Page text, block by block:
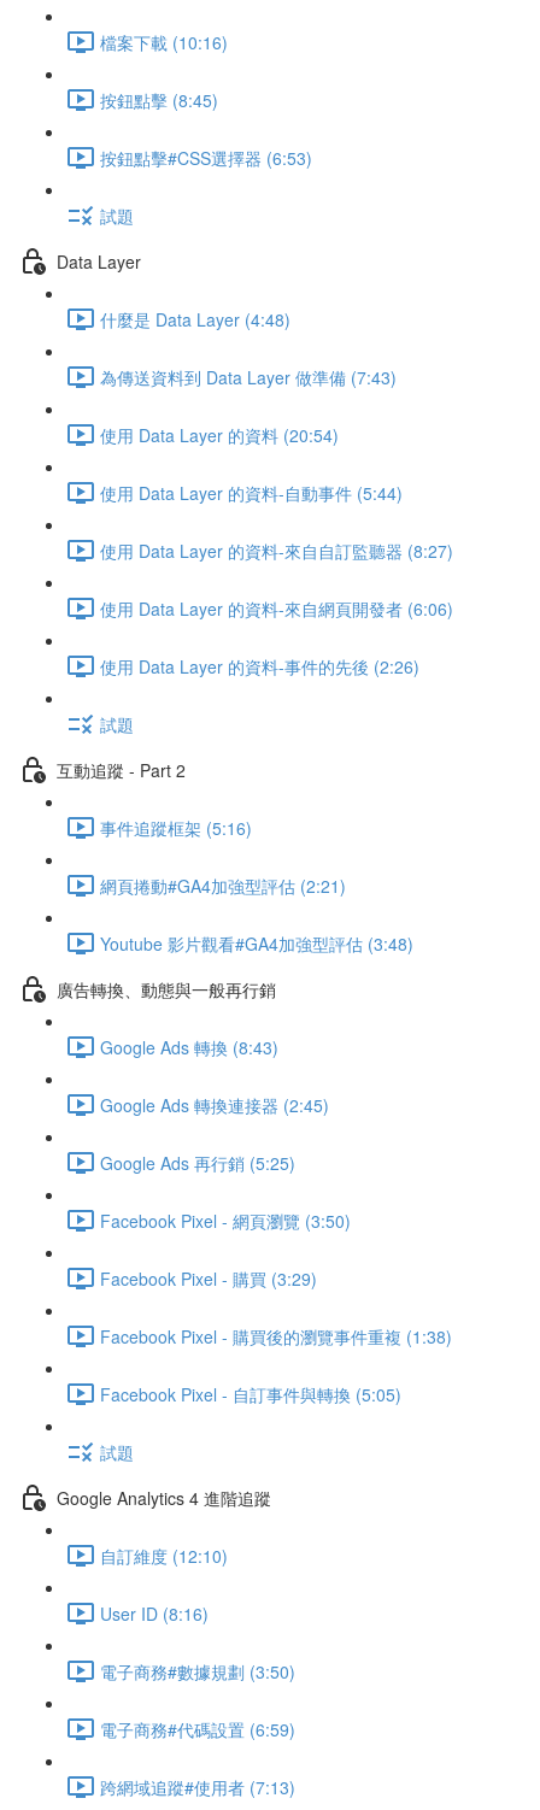
檔案下載 (10:16)
按鈕點擊 (8:45)
按鈕點擊#CSS選擇器 (6:53)
試題
Data Layer
什麼是 Data Layer (4:48)
為傳送資料到 Data Layer 做準備 (7:43)
使用 Data Layer 的資料 (20:54)
使用 Data Layer 的資料-自動事件 (5:44)
使用 Data Layer 的資料-來自自訂監聽器 (8:27)
使用 Data Layer 的資料-來自網頁開發者 (6:06)
使用 Data Layer 的資料-事件的先後 (2:26)
試題
互動追蹤 - Part 2
事件追蹤框架 (5:16)
網頁捲動#GA4加強型評估 (2:21)
Youtube 影片觀看#GA4加強型評估 (3:48)
廣告轉換、動態與一般再行銷
Google Ads 轉換 (8:43)
Google Ads 轉換連接器 (2:45)
Google Ads 再行銷 (5:25)
Facebook Pixel - 網頁瀏覽 (3:50)
Facebook Pixel - 購買 (3:29)
Facebook Pixel - 購買後的瀏覽事件重複 (1:38)
Facebook Pixel - 自訂事件與轉換 (5:05)
試題
Google Analytics 4 進階追蹤
自訂維度 (12:10)
User ID (8:16)
電子商務#數據規劃 (3:50)
電子商務#代碼設置 (6:59)
跨網域追蹤#使用者 (7:13)